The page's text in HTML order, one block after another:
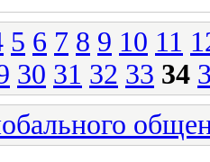
5 6 7 8 9 10 11
30 31 32 33 34